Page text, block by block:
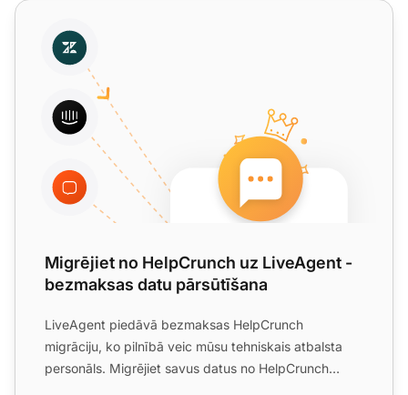
Migrējiet no HelpCrunch uz LiveAgent - bezmaksas datu
Migrējiet no HelpCrunch uz LiveAgent -
bezmaksas datu pārsūtīšana
LiveAgent piedāvā bezmaksas HelpCrunch
migrāciju, ko pilnībā veic mūsu tehniskais atbalsta
personāls. Migrējiet savus datus no HelpCrunch